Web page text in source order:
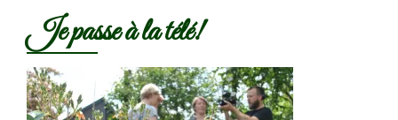
Je passe à la télé!